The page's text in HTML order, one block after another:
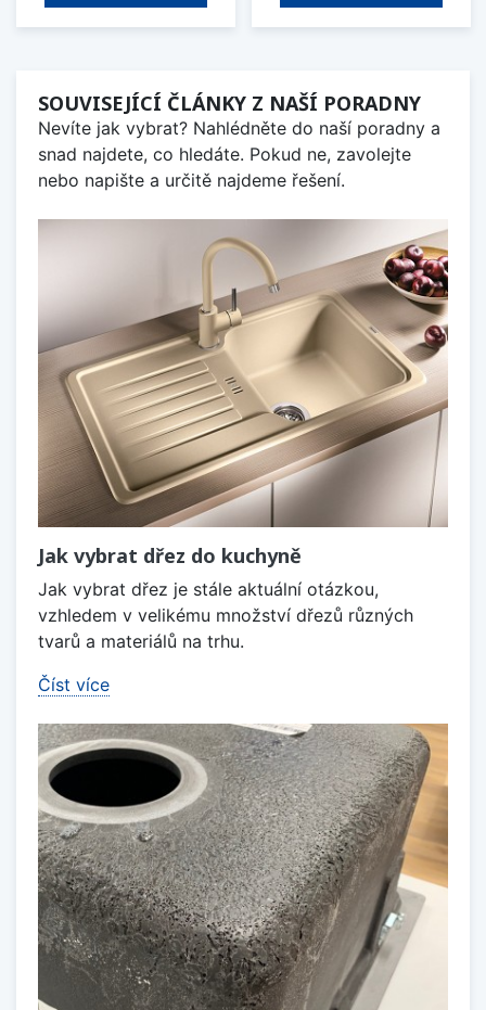
SOUVISEJÍCÍ ČLÁNKY Z NAŠÍ PORADNY
Nevíte jak vybrat? Nahlédněte do naší poradny a
snad najdete, co hledáte. Pokud ne, zavolejte
nebo napište a určitě najdeme řešení.
Jak vybrat dřez do kuchyně
Jak vybrat dřez je stále aktuální otázkou,
vzhledem v velikému množství dřezů různých
tvarů a materiálů na trhu.
Číst více